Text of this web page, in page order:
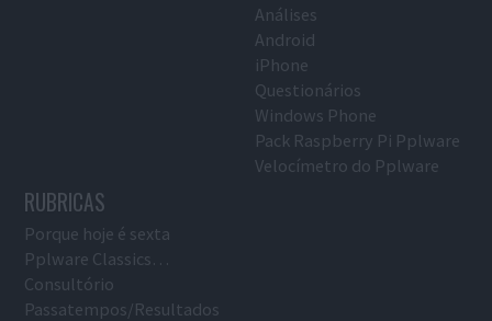
Análises
Android
iPhone
Questionários
Windows Phone
Pack Raspberry Pi Pplware
Velocímetro do Pplware
RUBRICAS
Porque hoje é sexta
Pplware Classics…
Consultório
Passatempos/Resultados